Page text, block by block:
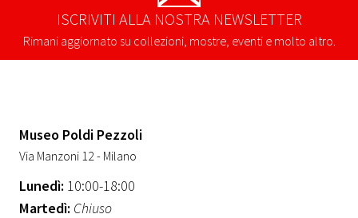
ISCRIVITI ALLA NOSTRA NEWSLETTER
Rimani aggiornato su collezioni, mostre, eventi e molto altro.
Museo Poldi Pezzoli
Via Manzoni 12 - Milano
Lunedì: 10:00-18:00
Martedì: Chiuso